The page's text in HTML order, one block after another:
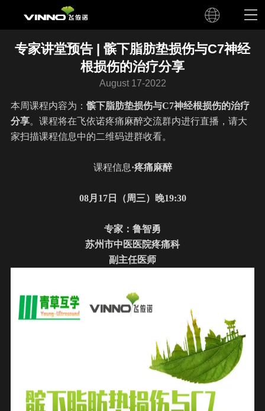
专家讲堂预告 | 髌下脂肪垫损伤与C7神经
根损伤的治疗分享
August 17-2022
本周课程内容为： 髌下脂肪垫损伤与C7神经根损伤的治疗
分享。课程将在飞依诺疼痛麻醉交流群内进行直播，请大
家扫描课程信息中的二维码进群收看。
课程信息·疼痛麻醉
08月 17日（周三）晚19:30
专家：鲁智勇
苏州市中医医院疼痛科
副主任医师